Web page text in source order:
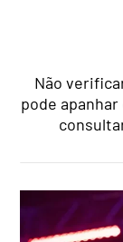
Não
pode